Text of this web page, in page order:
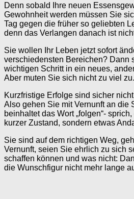
Denn sobald Ihre neuen
Gewohnheit werden müssen Sie
Tag gegen die früher so geliebten
denn das Verlangen danach ist
Sie wollen Ihr Leben jetzt sofort
verschiedensten Bereichen? Dann
wichtigen Schritt in ein neues,
Aber muten Sie sich nicht zu viel zu.
Kurzfristige Erfolge sind sicher
Also gehen Sie mit Vernunft an die
beinhaltet das Wort „folgen“-
kurzer Zustand, sondern etwas
Sie sind auf dem richtigen Weg,
Vernunft, seien Sie ehrlich zu sich
schaffen können und was nicht:
die Wunschfigur nicht mehr lange